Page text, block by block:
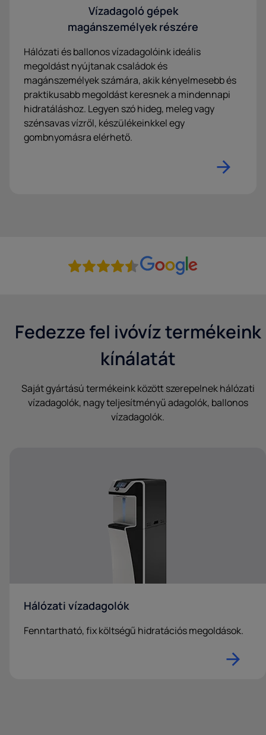
Vízadagoló gépek
magánszemélyek részére
Hálózati és ballonos vízadagolóink ideális
megoldást nyújtanak családok és
magánszemélyek számára, akik kényelmesebb és
praktikusabb megoldást keresnek a mindennapi
hidratáláshoz. Legyen szó hideg, meleg vagy
szénsavas vízről, készülékeinkkel egy
gombnyomásra elérhető.
Fedezze fel ivóvíz termékeink
kínálatát
Saját gyártású termékeink között szerepelnek hálózati
vízadagolók, nagy teljesítményű adagolók, ballonos
vízadagolók.
Hálózati vízadagolók
Fenntartható, fix költségű hidratációs megoldások.